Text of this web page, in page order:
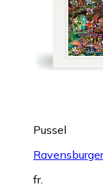
Pussel
fr.